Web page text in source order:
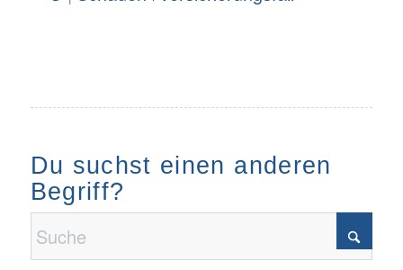
Du suchst einen anderen
Begriff?